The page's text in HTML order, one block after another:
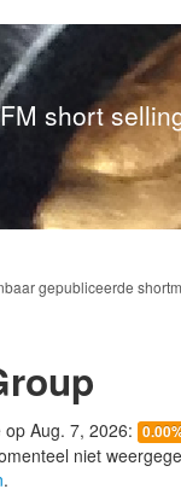
short
gepubliceerde
Aug. 7, 2026:
niet
.